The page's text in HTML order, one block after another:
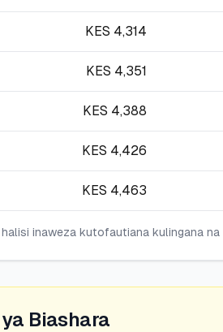
KES 4,314
KES 4,351
KES 4,388
KES 4,426
KES 4,463
inaweza kutofautiana kulingana
Biashara